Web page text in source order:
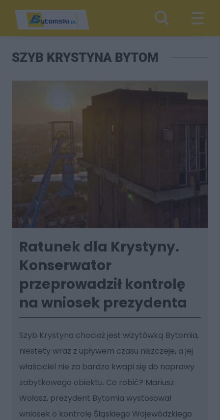
SZYB KRYSTYNA BYTOM
Ratunek dla Krystyny.
Konserwator
przeprowadził kontrolę
na wniosek prezydenta
Szyb Krystyna chociaż jest wizytówką Bytomia,
niestety wraz z upływem czasu niszczeje, a jej
właściciel nie za bardzo kwapi się do naprawy
zabytkowego obiektu. Co robić? Mariusz
Wołosz, prezydent Bytomia wystosował
wniosek o kontrolę Śląskiego Wojewódzkiego